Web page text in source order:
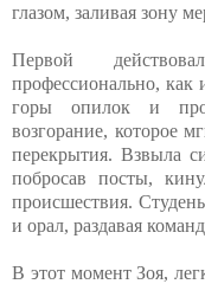
глазом, заливая зону
Первой
профессионально, как
горы опилок и
возгорание, которое
перекрытия. Взвыла
побросав посты,
происшествия.
и орал, раздавая
В этот момент Зоя,